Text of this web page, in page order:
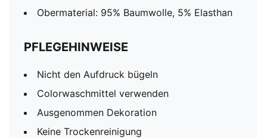
Obermaterial: 95% Baumwolle, 5% Elasthan
PFLEGEHINWEISE
Nicht den Aufdruck bügeln
Colorwaschmittel verwenden
Ausgenommen Dekoration
Keine Trockenreinigung